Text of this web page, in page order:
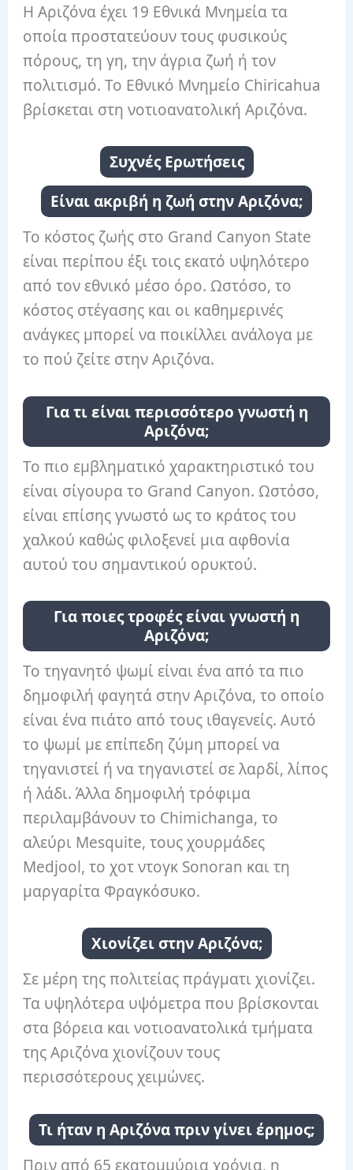
Η Αριζόνα έχει 19 Εθνικά Μνημεία τα
οποία προστατεύουν τους φυσικούς
πόρους, τη γη, την άγρια ​​ζωή ή τον
πολιτισμό. Το Εθνικό Μνημείο Chiricahua
βρίσκεται στη νοτιοανατολική Αριζόνα.
Συχνές Ερωτήσεις
Είναι ακριβή η ζωή στην Αριζόνα;
Το κόστος ζωής στο Grand Canyon State
είναι περίπου έξι τοις εκατό υψηλότερο
από τον εθνικό μέσο όρο. Ωστόσο, το
κόστος στέγασης και οι καθημερινές
ανάγκες μπορεί να ποικίλλει ανάλογα με
το πού ζείτε στην Αριζόνα.
Για τι είναι περισσότερο γνωστή η
Αριζόνα;
Το πιο εμβληματικό χαρακτηριστικό του
είναι σίγουρα το Grand Canyon. Ωστόσο,
είναι επίσης γνωστό ως το κράτος του
χαλκού καθώς φιλοξενεί μια αφθονία
αυτού του σημαντικού ορυκτού.
Για ποιες τροφές είναι γνωστή η
Αριζόνα;
Το τηγανητό ψωμί είναι ένα από τα πιο
δημοφιλή φαγητά στην Αριζόνα, το οποίο
είναι ένα πιάτο από τους ιθαγενείς. Αυτό
το ψωμί με επίπεδη ζύμη μπορεί να
τηγανιστεί ή να τηγανιστεί σε λαρδί, λίπος
ή λάδι. Άλλα δημοφιλή τρόφιμα
περιλαμβάνουν το Chimichanga, το
αλεύρι Mesquite, τους χουρμάδες
Medjool, το χοτ ντογκ Sonoran και τη
μαργαρίτα Φραγκόσυκο.
Χιονίζει στην Αριζόνα;
Σε μέρη της πολιτείας πράγματι χιονίζει.
Τα υψηλότερα υψόμετρα που βρίσκονται
στα βόρεια και νοτιοανατολικά τμήματα
της Αριζόνα χιονίζουν τους
περισσότερους χειμώνες.
Τι ήταν η Αριζόνα πριν γίνει έρημος;
Πριν από 65 εκατομμύρια χρόνια, η